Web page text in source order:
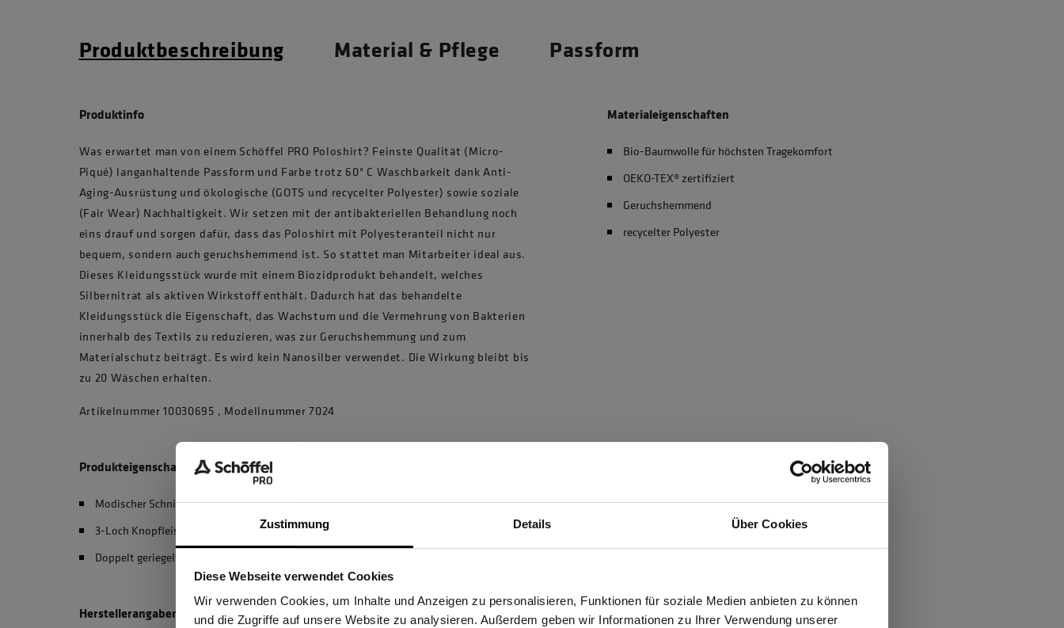
Zustimmung Details Über Cookies
Diese Webseite verwendet Cookies
Wir verwenden Cookies, um Inhalte und Anzeigen zu personalisieren, Funktionen für soziale Medien anbieten zu können
und die Zugriffe auf unsere Website zu analysieren. Außerdem geben wir Informationen zu Ihrer Verwendung unserer
Produktbeschreibung Material & Pflege Passform
Produktinfo
Was erwartet man von einem Schöffel PRO Poloshirt? Feinste Qualität (Micro-
Piqué) langanhaltende Passform und Farbe trotz 60° C Waschbarkeit dank Anti-
Aging-Ausrüstung und ökologische (GOTS und recycelter Polyester) sowie soziale
(Fair Wear) Nachhaltigkeit. Wir setzen mit der antibakteriellen Behandlung noch
eins drauf und sorgen dafür, dass das Poloshirt mit Polyesteranteil nicht nur
bequem, sondern auch geruchshemmend ist. So stattet man Mitarbeiter ideal aus.
Dieses Kleidungsstück wurde mit einem Biozidprodukt behandelt, welches
Silbernitrat als aktiven Wirkstoff enthält. Dadurch hat das behandelte
Kleidungsstück die Eigenschaft, das Wachstum und die Vermehrung von Bakterien
innerhalb des Textils zu reduzieren, was zur Geruchshemmung und zum
Materialschutz beiträgt. Es wird kein Nanosilber verwendet. Die Wirkung bleibt bis
zu 20 Wäschen erhalten.
Artikelnummer 10030695 , Modellnummer 7024
Produkteigenschaften
Modischer Schnitt
3-Loch Knopfleiste
Doppelt geriegelte Seitenschlitze
Herstellerangaben
Materialeigenschaften
Bio-Baumwolle für höchsten Tragekomfort
OEKO-TEX® zertifiziert
Geruchshemmend
recycelter Polyester
Sind Sie Gewerbetreibender?
Ich bestätige, dass ich Gewerbetreibender bin. Alle Preise werden netto ausgewiesen.